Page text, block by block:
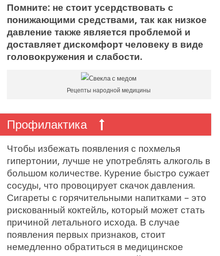
Помните: не стоит усердствовать с
понижающими средствами, так как низкое
давление также является проблемой и
доставляет дискомфорт человеку в виде
головокружения и слабости.
Рецепты народной медицины
Профилактика
Чтобы избежать появления с похмелья
гипертонии, лучше не употреблять алкоголь в
большом количестве. Курение быстро сужает
сосуды, что провоцирует скачок давления.
Сигареты с горячительными напитками – это
рискованный коктейль, который может стать
причиной летального исхода. В случае
появления первых признаков, стоит
немедленно обратиться в медицинское